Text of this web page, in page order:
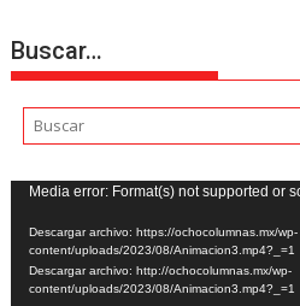
Buscar…
Reproductor
de
vídeo
Media error: Format(s) not supported or
Descargar archivo: https://ochocolumnas.mx/wp-
content/uploads/2023/08/Animacion3.mp4?_=1
Descargar archivo: http://ochocolumnas.mx/wp-
content/uploads/2023/08/Animacion3.mp4?_=1